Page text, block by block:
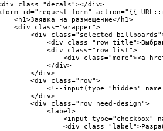
class="decals"></div>
id="request-form" action="{{
<h1>Заявка на размещение</h1>
<div class="wrapper">
<div class="selected-
<div class="row
<div class="row list">
<div class="more"><a
</div>
</div>
<div class="row">
<!--input(type="hidden"
</div>
<div class="row need-design">
<label>
<input type="checkbox"
<div